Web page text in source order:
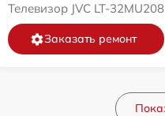
Телевизор JVC LT-32MU208
Заказать ремонт